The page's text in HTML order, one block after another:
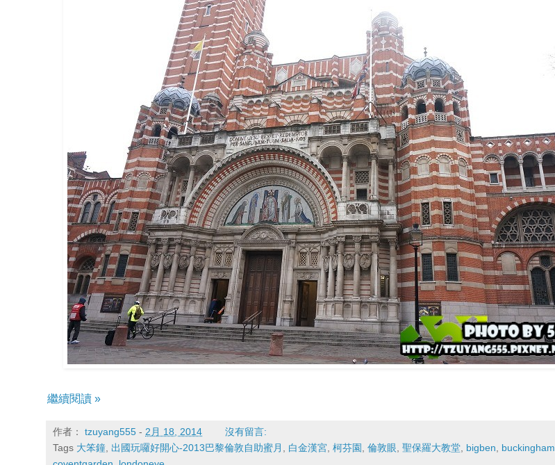
繼續閱讀 »
作者： tzuyang555 - 2月 18, 2014
沒有留言:
Tags 大笨鐘 出國玩囉好開心-2013巴黎倫敦自助蜜月 白金漢宮 柯芬園 倫敦眼 聖保羅大教堂 bigben